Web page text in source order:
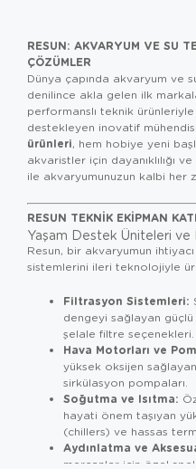
RESUN: AKVARYUM VE SU
ÇÖZÜMLER
Dünya çapında akvaryum ve
denilince akla gelen ilk
performanslı teknik ürünleriyle
destekleyen inovatif
ürünleri, hem hobiye yeni
akvaristler için dayanıklılığı
ile akvaryumunuzun kalbi her
RESUN TEKNIK EKIPMAN
Yaşam Destek Üniteleri ve
Resun, bir akvaryumun
sistemlerini ileri teknolojiyle
Filtrasyon Sistemleri:
dengeyi sağlayan
şelale filtre seçenekleri.
Hava Motorları ve
yüksek oksijen
sirkülasyon pompaları.
Soğutma ve Isıtma:
hayati önem taşıyan
(chillers) ve hassas
Aydınlatma ve
mercanlar için özel